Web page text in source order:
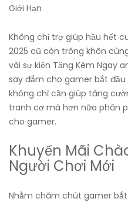
Không chỉ trợ giúp hầu hết
2025 cũ còn trông khôn
vài sự kiện Tặng Kèm Ngay
say đắm cho gamer bắt đầu
không chỉ cần giúp tăng
tranh cơ mà hơn nữa phân
cho gamer.
Khuyến Mãi
Người Chơi Mới
Nhằm chăm chút gamer bắt